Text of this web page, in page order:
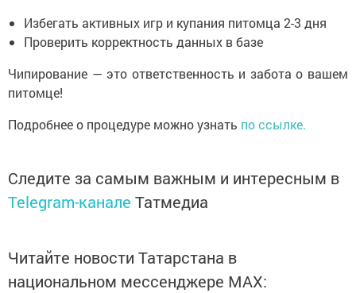
Избегать активных игр и купания питомца 2-3 дня
Проверить корректность данных в базе
Чипирование — это ответственность и забота о вашем
питомце!
Подробнее о процедуре можно узнать по ссылке.
Следите за самым важным и интересным в
Telegram-канале Татмедиа
Читайте новости Татарстана в
национальном мессенджере MАХ: